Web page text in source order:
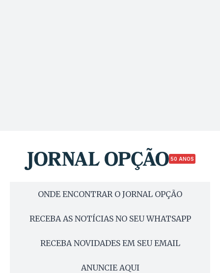
50 ANOS
ONDE ENCONTRAR O JORNAL OPÇÃO
RECEBA AS NOTÍCIAS NO SEU WHATSAPP
RECEBA NOVIDADES EM SEU EMAIL
ANUNCIE AQUI